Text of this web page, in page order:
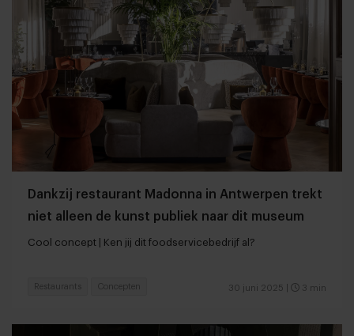
Dankzij restaurant Madonna in Antwerpen trekt
niet alleen de kunst publiek naar dit museum
Cool concept | Ken jij dit foodservicebedrijf al?
30 juni 2025 3 min
Restaurants Concepten